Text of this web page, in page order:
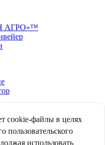
АГРО»™
аппараты
cookie-файлы в целях
пользовательского
использовать